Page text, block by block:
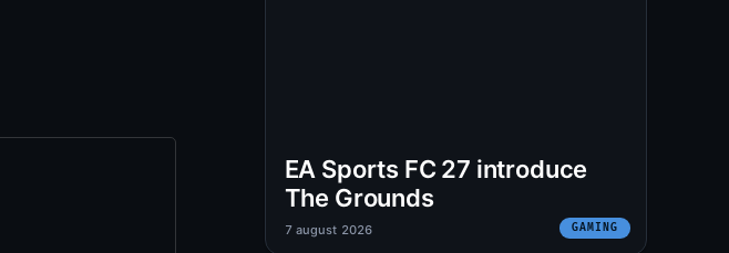
EA Sports FC 27 introduce
The Grounds
GAMING
7 august 2026